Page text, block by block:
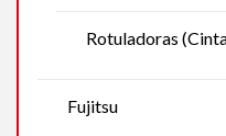
Rotuladoras
Fujitsu